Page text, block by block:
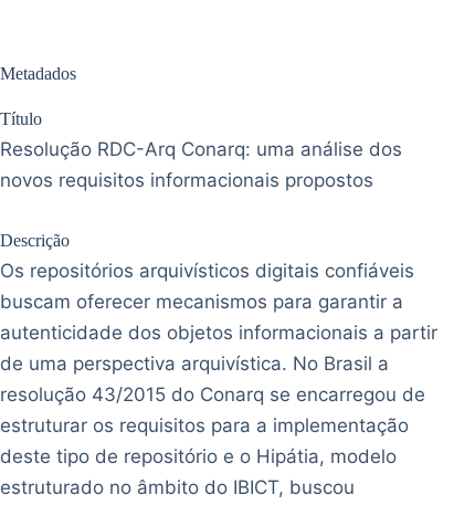
Metadados
Título
Resolução RDC-Arq Conarq: uma análise dos
novos requisitos informacionais propostos
Descrição
Os repositórios arquivísticos digitais confiáveis
buscam oferecer mecanismos para garantir a
autenticidade dos objetos informacionais a partir
de uma perspectiva arquivística. No Brasil a
resolução 43/2015 do Conarq se encarregou de
estruturar os requisitos para a implementação
deste tipo de repositório e o Hipátia, modelo
estruturado no âmbito do IBICT, buscou